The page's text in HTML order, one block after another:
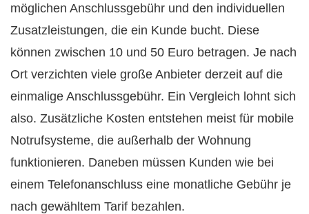
möglichen Anschlussgebühr und den individuellen
Zusatzleistungen, die ein Kunde bucht. Diese
können zwischen 10 und 50 Euro betragen. Je nach
Ort verzichten viele große Anbieter derzeit auf die
einmalige Anschlussgebühr. Ein Vergleich lohnt sich
also. Zusätzliche Kosten entstehen meist für mobile
Notrufsysteme, die außerhalb der Wohnung
funktionieren. Daneben müssen Kunden wie bei
einem Telefonanschluss eine monatliche Gebühr je
nach gewähltem Tarif bezahlen.